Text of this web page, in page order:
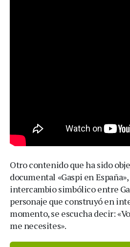
Otro contenido que ha sido
documental «Gaspi en
intercambio simbólico entre
personaje que construyó en
momento, se escucha decir:
me necesites».